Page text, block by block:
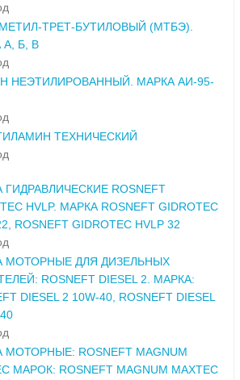
ТРЕТ-БУТИЛОВЫЙ (МТБЭ).
А, Б, В
НЕЭТИЛИРОВАННЫЙ. МАРКА АИ-95-
ТЕХНИЧЕСКИЙ
ROSNEFT
HVLP. МАРКА ROSNEFT GIDROTEC
ROSNEFT GIDROTEC HVLP 32
МОТОРНЫЕ ДЛЯ ДИЗЕЛЬНЫХ
ROSNEFT DIESEL 2. МАРКА:
DIESEL 2 10W-40, ROSNEFT DIESEL
ROSNEFT MAGNUM
МАРОК: ROSNEFT MAGNUM MAXTEC